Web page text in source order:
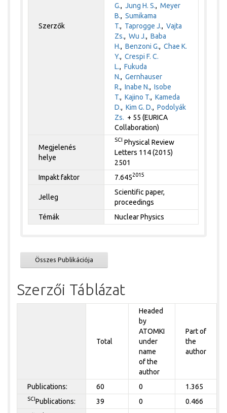
Szerzők
G.,Jung H. S.,Meyer
B.,Sumikama
T., Taprogge J.,Vajta
Zs.,Wu J.,Baba
H.,Benzoni G.,Chae K.
Y.,Crespi F. C.
L.,Fukuda
N.,Gernhauser
R.,Inabe N.,Isobe
T.,Kajino T.,Kameda
D.,Kim G. D.,Podolyák
Zs. + 55 (EURICA
Collaboration)
Megjelenés
helye
SCI Physical Review
Letters 114 (2015)
2501
Impakt faktor
7.6452015
Jelleg
Scientific paper,
proceedings
Témák
Nuclear Physics
Összes Publikációja
Szerzői Táblázat
Total
Headed
by
ATOMKI
under
name
of the
author
Part of
the
author
Publications: 60 0 1.365
SCI Publications: 39 0 0.466